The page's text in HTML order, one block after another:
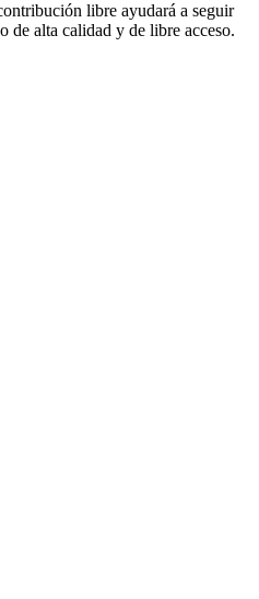
libre ayudará a seguir
de alta calidad y de libre acceso.